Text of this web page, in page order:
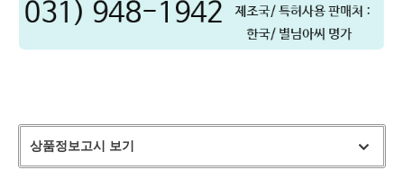
상품정보고시 보기